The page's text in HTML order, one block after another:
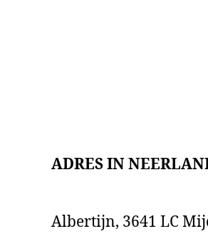
ADRES IN
Albertijn, 3641 LC